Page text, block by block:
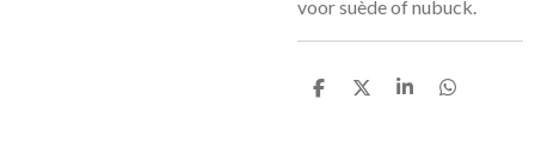
voor suède of nubuck.
D
D
S
D